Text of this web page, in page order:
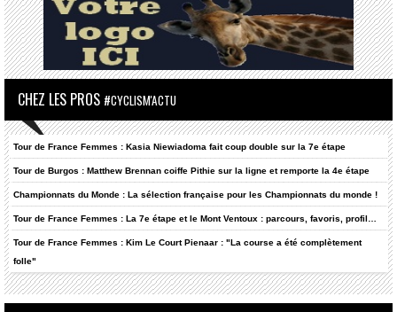
CHEZ LES PROS #CYCLISM'ACTU
Tour de France Femmes : Kasia Niewiadoma fait coup double sur la 7e étape
Tour de Burgos : Matthew Brennan coiffe Pithie sur la ligne et remporte la 4e étape
Championnats du Monde : La sélection française pour les Championnats du monde !
Tour de France Femmes : La 7e étape et le Mont Ventoux : parcours, favoris, profil…
Tour de France Femmes : Kim Le Court Pienaar : "La course a été complètement
folle"